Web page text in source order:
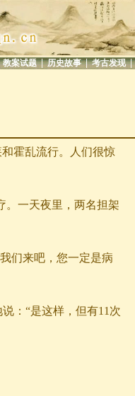
教案试题 | 历史故事 | 考古发现 |
霍乱流行。人们很惊
。一天夜里，两名担架
们来吧，您一定是病
：“是这样，但有11次